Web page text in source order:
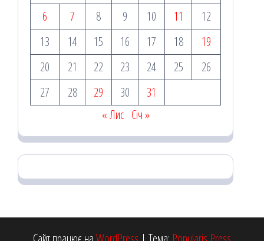
6
7 8 9 10 11
12
13
14 15 16 17 18
19
20
21 22 23 24 25
26
27
28 29 30
31
« Лис Січ »